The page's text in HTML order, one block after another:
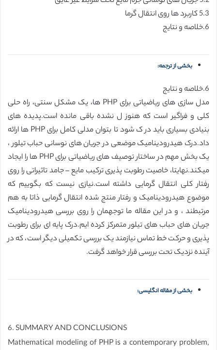
5.3 کاربرد ها روی انتقال گرما
6.خلاصه و نتایج
بخشی از ترجمه:
6.خلاصه و نتایج
مدل سازی های ریاضیاتی برای PHP ها، یک مشکل سنتی، راه حلی
کلی و فراگیر است که هنوز ل نشده باقی مانده است.پدیده های
بنیادی بسیاری باید در ک شود تا بتوان مدلی کامل برای PHP ها ارائه
داد.درک هیدرودینامیک موضعی در جریان های نوسانی حباب تیلور ،
یک بخش مهم در ساختار توصیف های ریاضیاتی برای PHP ها را ایجاد
میکند.نهایتا، خاصیت رطوبت پذیری ترکیب مایع – جامد تاثیراتی را روی
رفتار کلی انتقال گرمایی داشته است.نیازی نیست که بگوییم که
موضوع هیدرودینامیک و رفتار منتج شده انتقال گرمایی ذاتا به هم
مرتبطند ، و در این مقاله ما توجهمان را روی بررسی هیدرودینامیک
جریان های حباب های تیلور متمرکز کرده ایم.درک پایه ای برای رطوبت
پذیری و حرکت خط تماس نیازمند یک بررسی تکمیلی دیگر است، که در
آینده نزدیک تحت بررسی قرار خواهد گرفت.
بخشی از مقاله انگلیسی:
6. SUMMARY AND CONCLUSIONS
Mathematical modeling of PHP is a contemporary problem,